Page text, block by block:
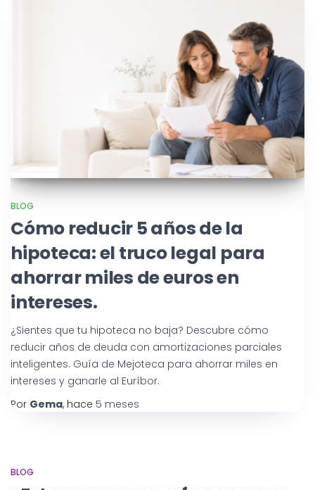
BLOG
Cómo reducir 5 años de la
hipoteca: el truco legal para
ahorrar miles de euros en
intereses.
¿Sientes que tu hipoteca no baja? Descubre cómo
reducir años de deuda con amortizaciones parciales
inteligentes. Guía de Mejoteca para ahorrar miles en
intereses y ganarle al Euríbor.
Por Gema, hace 5 meses
BLOG